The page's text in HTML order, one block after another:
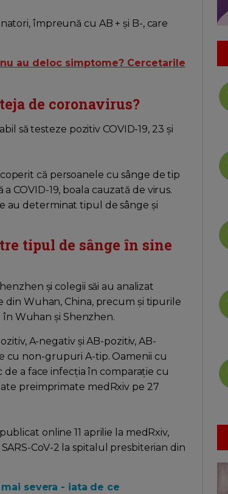
împreună cu AB + și B-, care
au deloc simptome? Cercetarile
de coronavirus?
să testeze pozitiv COVID-19, 23 și
că persoanele cu sânge de tip
COVID-19, boala cauzată de virus.
au determinat tipul de sânge și
tipul de sânge în sine
și colegii săi au analizat
din Wuhan, China, precum și tipurile
în Wuhan și Shenzhen.
A-negativ și AB-pozitiv, AB-
cu non-grupuri A-tip. Oamenii cu
de a face infecția în comparație cu
preimprimate medRxiv pe 27
online 11 aprilie la medRxiv,
CoV-2 la spitalul presbiterian din
severa - iata de ce